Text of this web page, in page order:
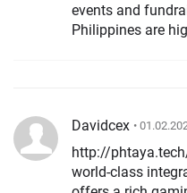
events and fundraisers.
Philippines are
Davidcex •
http://
world-class integrated